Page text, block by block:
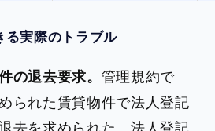
る実際のトラブル
退去要求。 管理規約で
られた賃貸物件で法人登記
去を求められた。法人登記